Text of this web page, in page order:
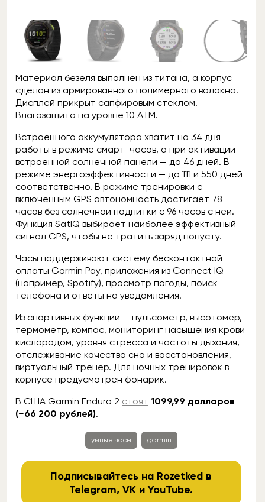
Материал безеля выполнен из титана, а корпус
сделан из армированного полимерного волокна.
Дисплей прикрыт сапфировым стеклом.
Влагозащита на уровне 10 ATM.
Встроенного аккумулятора хватит на 34 дня
работы в режиме смарт-часов, а при активации
встроенной солнечной панели — до 46 дней. В
режиме энергоэффективности — до 111 и 550 дней
соответственно. В режиме тренировки с
включенным GPS автономность достигает 78
часов без солнечной подпитки с 96 часов с ней.
Функция SatIQ выбирает наиболее эффективный
сигнал GPS, чтобы не тратить заряд попусту.
Часы поддерживают систему бесконтактной
оплаты Garmin Pay, приложения из Connect IQ
(например, Spotify), просмотр погоды, поиск
телефона и ответы на уведомления.
Из спортивных функций — пульсометр, высотомер,
термометр, компас, мониторинг насыщения крови
кислородом, уровня стресса и частоты дыхания,
отслеживание качества сна и восстановления,
виртуальный тренер. Для ночных тренировок в
корпусе предусмотрен фонарик.
В США Garmin Enduro 2 стоят 1099,99 долларов
(~66 200 рублей).
умные часы garmin
Подписывайтесь на Rozetked в
Telegram,VK иYouTube.